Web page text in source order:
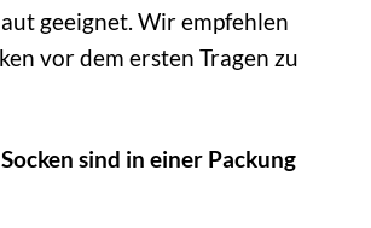
geeignet. Wir empfehlen
vor dem ersten Tragen zu
sind in einer Packung